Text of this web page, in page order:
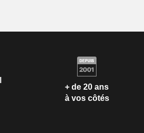
+ de 20 ans
à vos côtés